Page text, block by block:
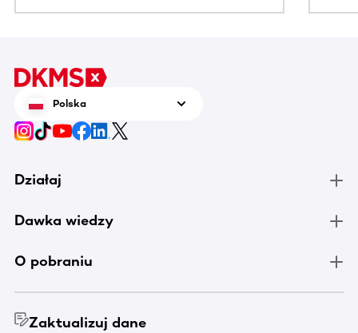
Polska
Działaj
Dawka wiedzy
O pobraniu
Zaktualizuj dane